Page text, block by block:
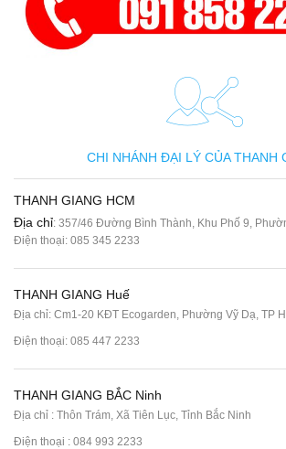
CHI NHÁNH ĐẠI LÝ CỦA THANH
THANH GIANG HCM
Địa chỉ: 357/46 Đường Bình Thành, Khu Phố 9,
Điện thoại: 085 345 2233
THANH GIANG Huế
Địa chỉ: Cm1-20 KĐT Ecogarden, Phường Vỹ Dạ, TP
Điện thoại: 085 447 2233
THANH GIANG BẮC Ninh
Địa chỉ : Thôn Trám, Xã Tiên Lục, Tỉnh Bắc Ninh
Điện thoại : 084 993 2233